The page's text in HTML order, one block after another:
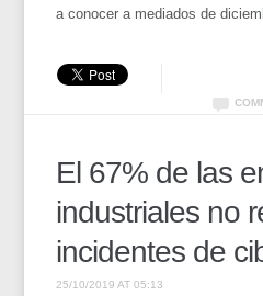
a conocer a mediados de
El 67% de las
industriales no
incidentes de
25/10/2019 AT 05:13